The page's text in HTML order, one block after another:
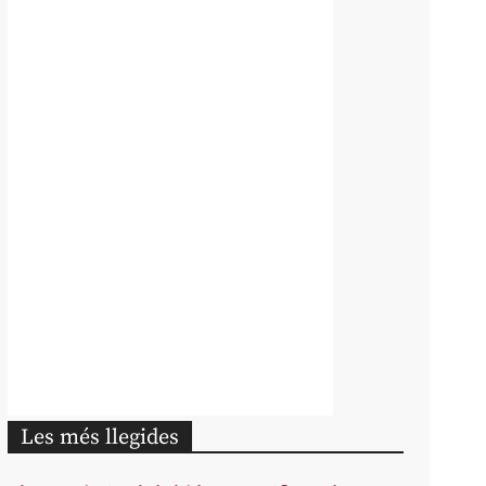
Les més llegides